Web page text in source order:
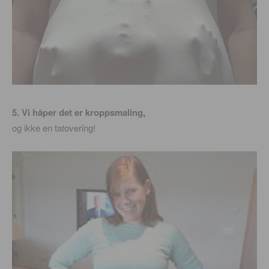
5. Vi håper det er kroppsmaling,
og ikke en tatovering!